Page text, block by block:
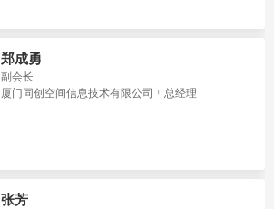
郑成勇
副会长
​厦门同创空间信息技术有限公司
总经理
张芳